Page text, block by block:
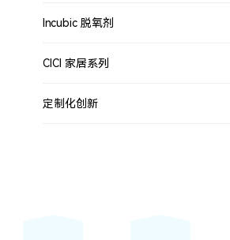
Incubic 脱氧剂
CICI 家居系列
定制化创新